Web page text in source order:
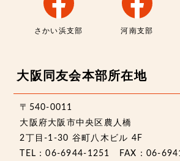
さかい浜支部 河南支部
大阪同友会本部所在地
〒540-0011
大阪府大阪市中央区農人橋
2丁目-1-30 谷町八木ビル 4F
TEL：06-6944-1251 FAX：06-